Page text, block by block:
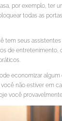
por exemplo, ter
todas as
tem seus
de entretenimento,
economizar algum
não estiver em
você